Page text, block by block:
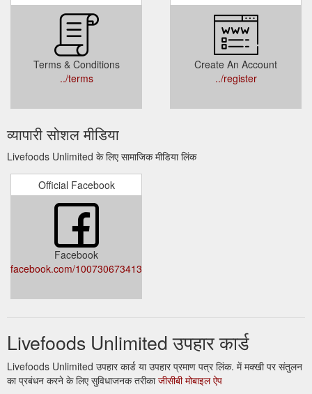
Terms & Conditions
../terms
Create An Account
../register
व्यापारी सोशल मीडिया
Livefoods Unlimited के लिए सामाजिक मीडिया लिंक
Official Facebook
Facebook
facebook.com/100730673413957
Livefoods Unlimited उपहार कार्ड
Livefoods Unlimited उपहार कार्ड या उपहार प्रमाण पत्र लिंक. में मक्खी पर संतुलन
का प्रबंधन करने के लिए सुविधाजनक तरीकाजीसीबी मोबाइल ऐप